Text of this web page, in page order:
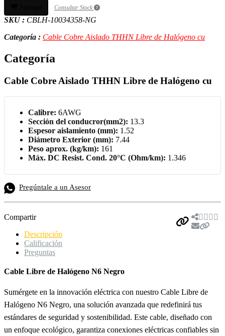
Consultar Stock
SKU : CBLH-10034358-NG
Categoría : Cable Cobre Aislado THHN Libre de Halógeno cu
Categoría
Cable Cobre Aislado THHN Libre de Halógeno cu
Calibre: 6AWG
Sección del conducror(mm2): 13.3
Espesor aislamiento (mm): 1.52
Diámetro Exterior (mm): 7.44
Peso aprox. (kg/km): 161
Máx. DC Resist. Cond. 20°C (Ohm/km): 1.346
Pregúntale a un Asesor
Compartir
Descripción
Calificación
Preguntas
Cable Libre de Halógeno N6 Negro
Sumérgete en la innovación eléctrica con nuestro Cable Libre de
Halógeno N6 Negro, una solución avanzada que redefinirá tus
estándares de seguridad y sostenibilidad. Este cable, diseñado con
un enfoque ecológico, garantiza conexiones eléctricas confiables sin